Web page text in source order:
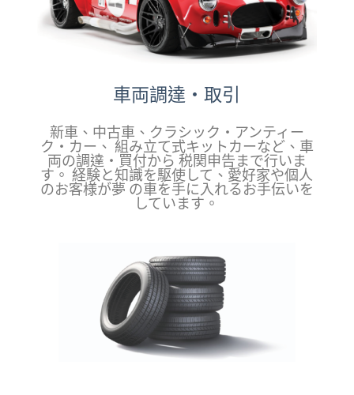
車両調達・取引
新車、中古車、クラシック・アンティー
ク・カー、 組み立て式キットカーなど、車
両の調達・買付から 税関申告まで行いま
す。 経験と知識を駆使して、愛好家や個人
のお客様が夢 の車を手に入れるお手伝いを
しています。